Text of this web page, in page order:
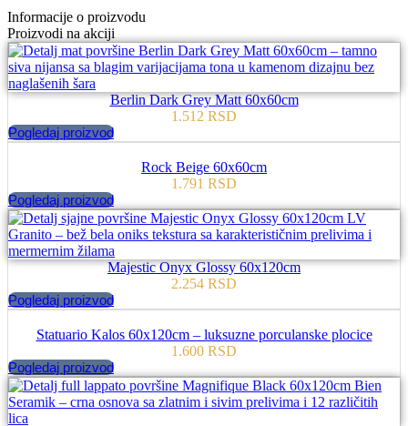
Informacije o proizvodu
Proizvodi na akciji
Berlin Dark Grey Matt 60x60cm
1.512 RSD
Pogledaj proizvod
Rock Beige 60x60cm
1.791 RSD
Pogledaj proizvod
Majestic Onyx Glossy 60x120cm
2.254 RSD
Pogledaj proizvod
Statuario Kalos 60x120cm – luksuzne porculanske plocice
1.600 RSD
Pogledaj proizvod